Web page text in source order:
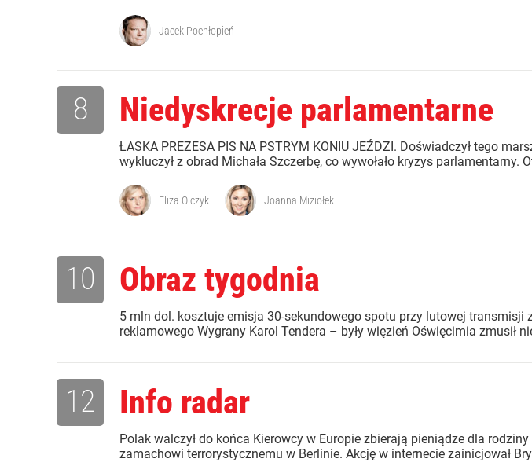
Jacek Pochłopień
Niedyskrecje parlamentarne
ŁASKA PREZESA PIS NA PSTRYM KONIU JEŹDZI. Doświadczył tego
wykluczył z obrad Michała Szczerbę, co wywołało kryzys parlamentarny.
8
Eliza Olczyk Joanna Miziołek
Obraz tygodnia
5 mln dol. kosztuje emisja 30-sekundowego spotu przy lutowej transmisji
reklamowego Wygrany Karol Tendera – były więzień Oświęcimia zmusił
10
Info radar
Polak walczył do końca Kierowcy w Europie zbierają pieniądze dla
zamachowi terrorystycznemu w Berlinie. Akcję w internecie zainicjował
12